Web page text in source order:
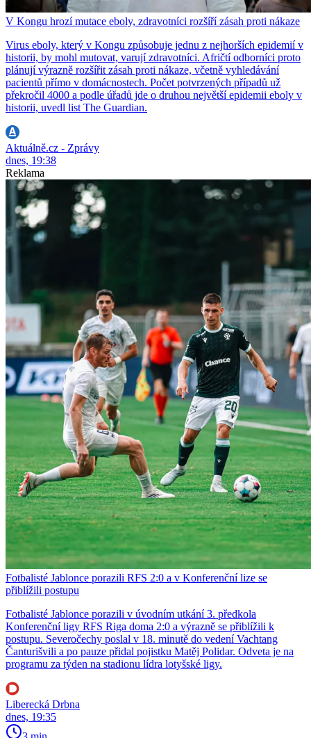
V Kongu hrozí mutace eboly, zdravotníci rozšíří zásah proti nákaze
Virus eboly, který v Kongu způsobuje jednu z nejhorších epidemií v
historii, by mohl mutovat, varují zdravotníci. Afričtí odborníci proto
plánují výrazně rozšířit zásah proti nákaze, včetně vyhledávání
pacientů přímo v domácnostech. Počet potvrzených případů už
překročil 4000 a podle úřadů jde o druhou největší epidemii eboly v
historii, uvedl list The Guardian.
Aktuálně.cz - Zprávy
dnes, 19:38
Reklama
Fotbalisté Jablonce porazili RFS 2:0 a v Konferenční lize se
přiblížili postupu
Fotbalisté Jablonce porazili v úvodním utkání 3. předkola
Konferenční ligy RFS Riga doma 2:0 a výrazně se přiblížili k
postupu. Severočechy poslal v 18. minutě do vedení Vachtang
Čanturišvili a po pauze přidal pojistku Matěj Polidar. Odveta je na
programu za týden na stadionu lídra lotyšské ligy.
Liberecká Drbna
dnes, 19:35